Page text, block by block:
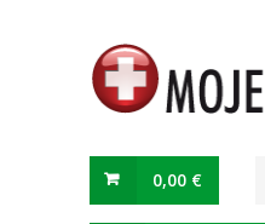
0,00 €